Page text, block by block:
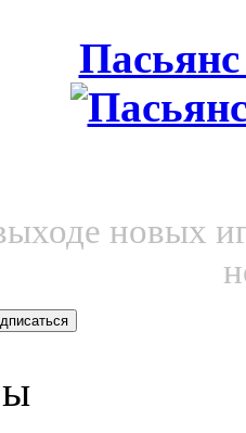
новых